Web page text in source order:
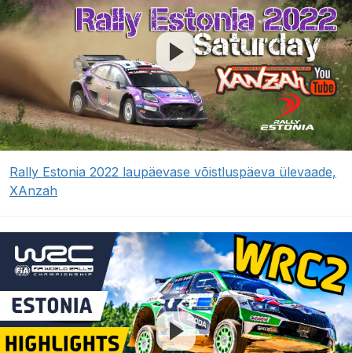
Rally Estonia 2022 laupäevase võistluspäeva ülevaade,
XAnzah